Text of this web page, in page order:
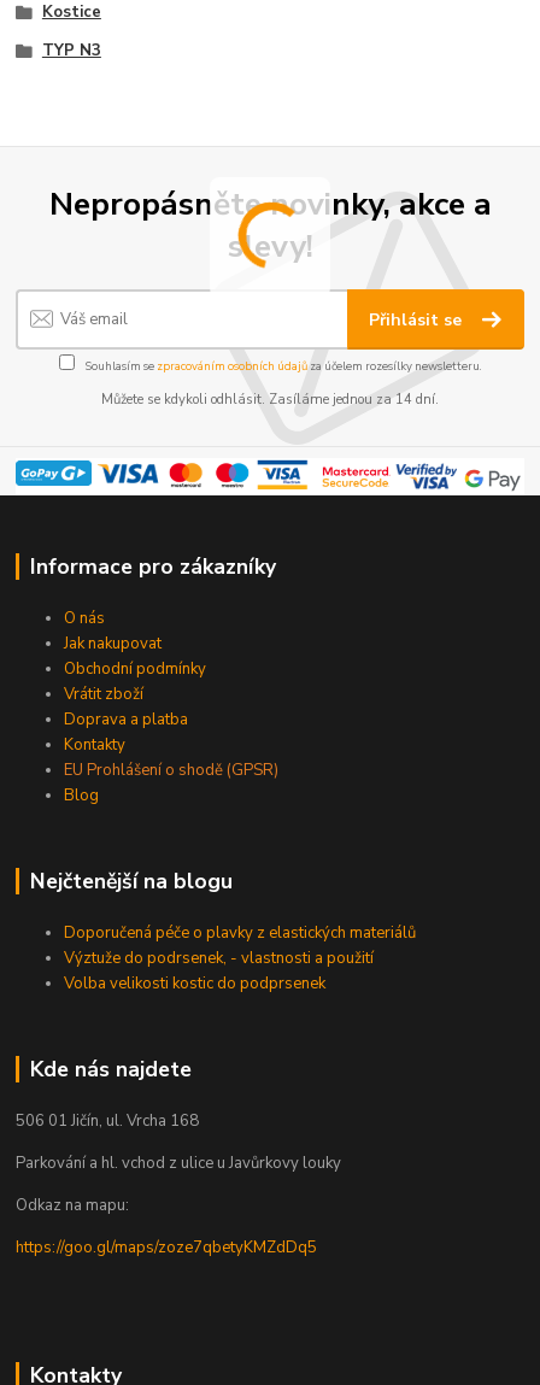
Kostice
TYP N3
Nepropásněte novinky, akce a
slevy!
Přihlásit se
Souhlasím se zpracováním osobních údajůza účelem rozesílky newsletteru.
Můžete se kdykoli odhlásit. Zasíláme jednou za 14 dní.
Informace pro zákazníky
O nás
Jak nakupovat
Obchodní podmínky
Vrátit zboží
Doprava a platba
Kontakty
EU Prohlášení o shodě (GPSR)
Blog
Nejčtenější na blogu
Doporučená péče o plavky z elastických materiálů
Výztuže do podrsenek, - vlastnosti a použití
Volba velikosti kostic do podprsenek
Kde nás najdete
506 01 Jičín, ul. Vrcha 168
Parkování a hl. vchod z ulice u Javůrkovy louky
Odkaz na mapu:
https://goo.gl/maps/zoze7qbetyKMZdDq5
Kontakty